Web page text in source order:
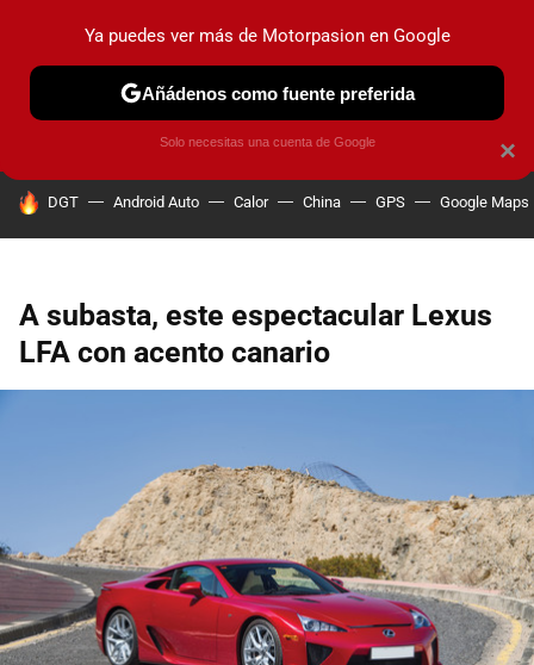
PRUEBAS COCHES ELÉCTRICOS OBSERVATORIO
HOY SE HABLA DE
DGT Android Auto Calor China GPS Google Maps
A subasta, este espectacular Lexus
LFA con acento canario
×
Ya puedes ver más de Motorpasion en Google
Añádenos como fuente preferida
Solo necesitas una cuenta de Google